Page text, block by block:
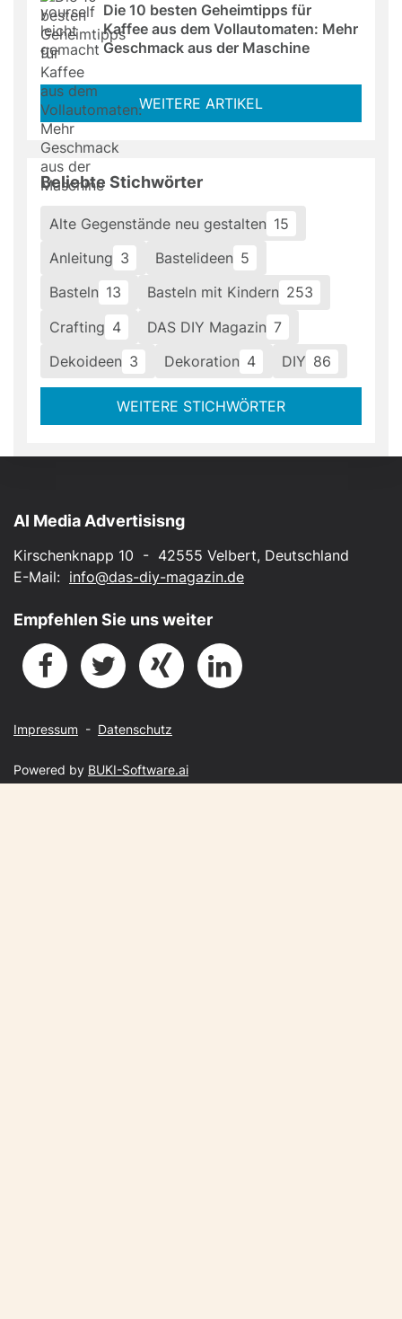
Die 10 besten Geheimtipps für
Kaffee aus dem Vollautomaten: Mehr
Geschmack aus der Maschine
WEITERE ARTIKEL
Beliebte Stichwörter
Alte Gegenstände neu gestalten 15
Anleitung 3 Bastelideen 5
Basteln 13 Basteln mit Kindern 253
Crafting 4 DAS DIY Magazin 7
Dekoideen 3 Dekoration 4 DIY 86
WEITERE STICHWÖRTER
AI Media Advertisisng
Kirschenknapp 10 - 42555 Velbert, Deutschland
E-Mail: info@das-diy-magazin.de
Empfehlen Sie uns weiter
Impressum - Datenschutz
Powered by BUKI-Software.ai